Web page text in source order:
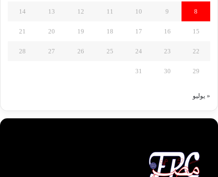
8
9
10
11
12
13
14
15
16
17
18
19
20
21
22
23
24
25
26
27
28
29
30
31
« يوليو